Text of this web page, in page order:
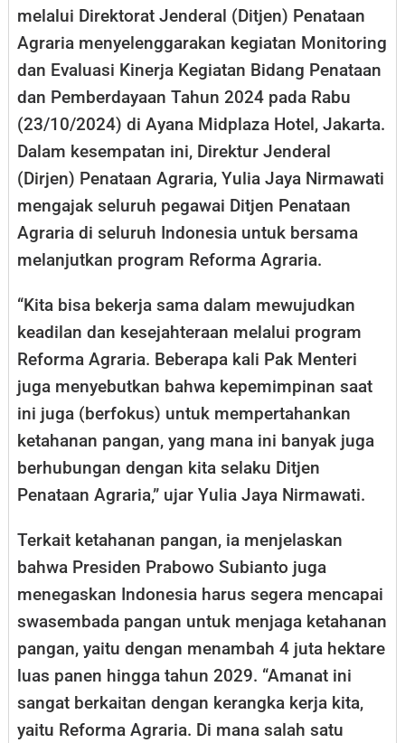
melalui Direktorat Jenderal (Ditjen) Penataan
Agraria menyelenggarakan kegiatan Monitoring
dan Evaluasi Kinerja Kegiatan Bidang Penataan
dan Pemberdayaan Tahun 2024 pada Rabu
(23/10/2024) di Ayana Midplaza Hotel, Jakarta.
Dalam kesempatan ini, Direktur Jenderal
(Dirjen) Penataan Agraria, Yulia Jaya Nirmawati
mengajak seluruh pegawai Ditjen Penataan
Agraria di seluruh Indonesia untuk bersama
melanjutkan program Reforma Agraria.
“Kita bisa bekerja sama dalam mewujudkan
keadilan dan kesejahteraan melalui program
Reforma Agraria. Beberapa kali Pak Menteri
juga menyebutkan bahwa kepemimpinan saat
ini juga (berfokus) untuk mempertahankan
ketahanan pangan, yang mana ini banyak juga
berhubungan dengan kita selaku Ditjen
Penataan Agraria,” ujar Yulia Jaya Nirmawati.
Terkait ketahanan pangan, ia menjelaskan
bahwa Presiden Prabowo Subianto juga
menegaskan Indonesia harus segera mencapai
swasembada pangan untuk menjaga ketahanan
pangan, yaitu dengan menambah 4 juta hektare
luas panen hingga tahun 2029. “Amanat ini
sangat berkaitan dengan kerangka kerja kita,
yaitu Reforma Agraria. Di mana salah satu